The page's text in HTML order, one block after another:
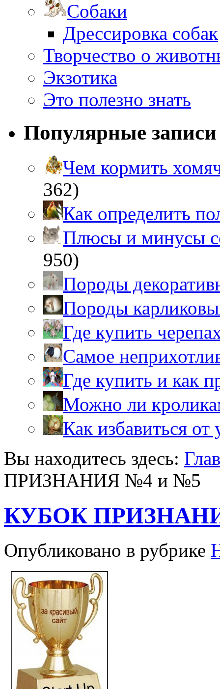
Собаки
Дрессировка собак
Творчество о
Экзотика
Это полезно знать
Популярные записи
Чем кормить
362)
Как определить
Плюсы и минусы
950)
Породы
Породы
Где купить
Самое
Где купить и как
Можно ли
Как избавиться от
Вы находитесь здесь:
ПРИЗНАНИЯ №4 и №5
КУБОК
Опубликовано в рубрике